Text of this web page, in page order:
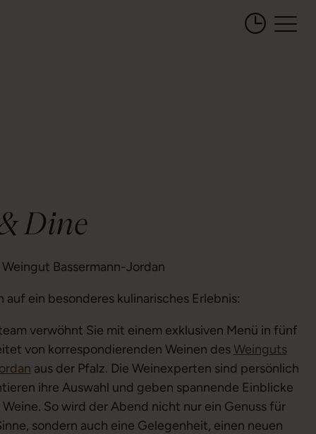
Öffnungszeiten
Dine
Bassermann-Jordan
auf ein besonderes kulinarisches Erlebnis:
verwöhnt Sie mit einem exklusiven Menü in fünf
von korrespondierenden Weinen desWeinguts
aus der Pfalz. Die Weinexperten sind persönlich
ihre Auswahl und geben spannende Einblicke
So wird der Abend nicht nur ein Genuss für
sondern auch eine Gelegenheit, einen neuen